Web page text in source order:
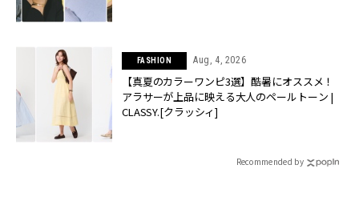
FASHION Aug, 4, 2026
【真夏のカラーワンピ3選】酷暑にオススメ！
アラサーが上品に映える大人のペールトーン |
CLASSY.[クラッシィ]
Recommended by